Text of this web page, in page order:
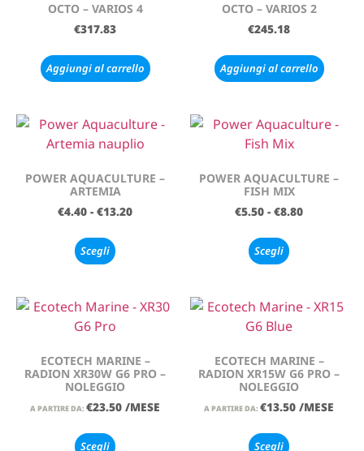
OCTO – VARIOS 4
€317.83
Aggiungi al carrello
OCTO – VARIOS 2
€245.18
Aggiungi al carrello
POWER AQUACULTURE –
ARTEMIA
€4.40 - €13.20
Scegli
POWER AQUACULTURE –
FISH MIX
€5.50 - €8.80
Scegli
ECOTECH MARINE –
RADION XR30W G6 PRO –
NOLEGGIO
A PARTIRE DA: €23.50 /MESE
Scegli
ECOTECH MARINE –
RADION XR15W G6 PRO –
NOLEGGIO
A PARTIRE DA: €13.50 /MESE
Scegli